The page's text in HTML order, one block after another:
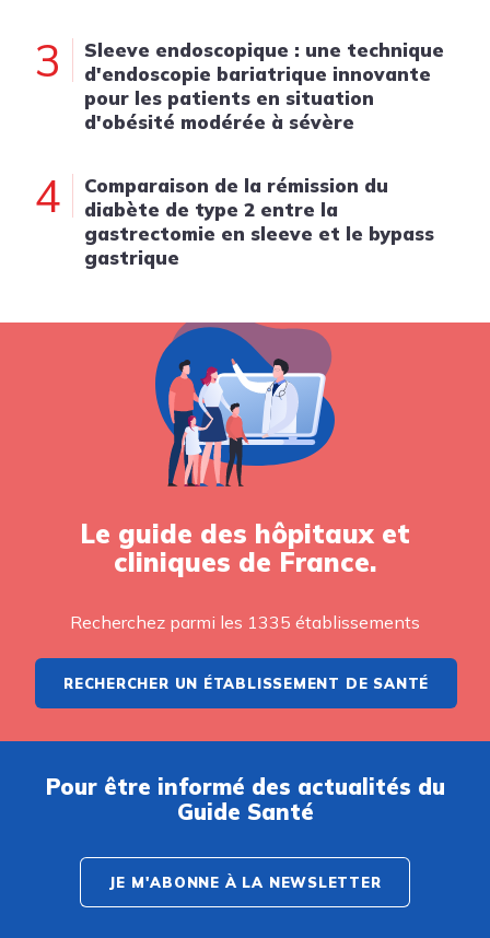
3
Sleeve endoscopique : une technique
d'endoscopie bariatrique innovante
pour les patients en situation
d'obésité modérée à sévère
4
Comparaison de la rémission du
diabète de type 2 entre la
gastrectomie en sleeve et le bypass
gastrique
Le guide des hôpitaux et
cliniques de France.
Recherchez parmi les 1335 établissements
RECHERCHER UN ÉTABLISSEMENT DE SANTÉ
Pour être informé des actualités du
Guide Santé
JE M'ABONNE À LA NEWSLETTER